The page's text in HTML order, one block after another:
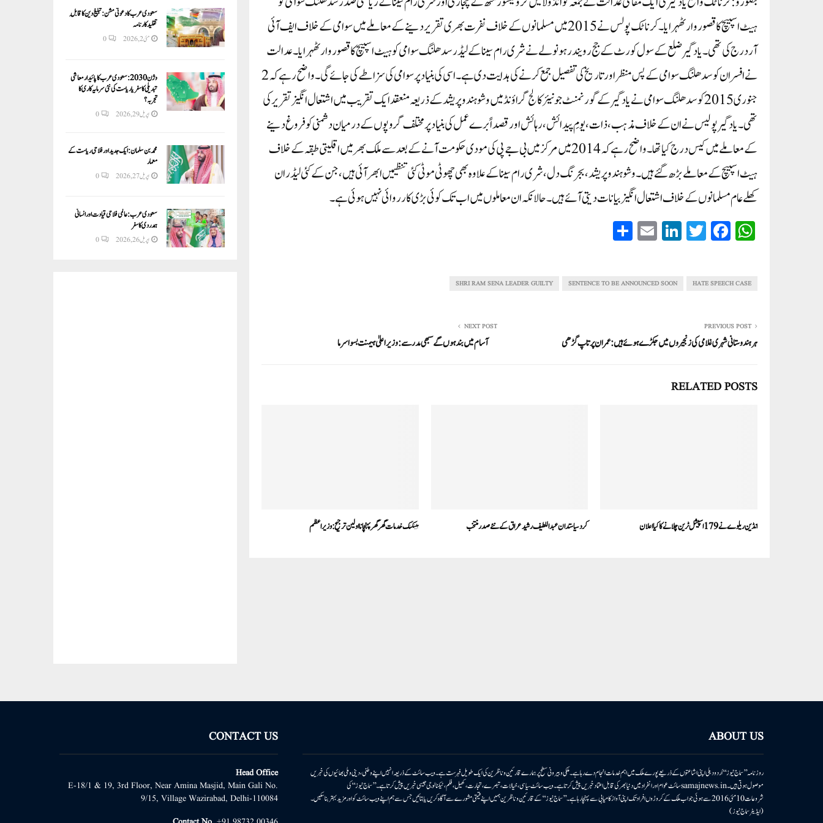
ہیٹ اسپیچ کا قصوروار ٹھہرایا۔ کرناٹک پولس نے 2015 میں مسلمانوں کے خلاف نفرت بھری تقریر دینے کے معاملے میں سوامی کے خلاف ایف آئی
آر درج کی تھی۔یادگیر ضلع کے سول کورٹ کے جج رویندر ہونولے نے شری رام سینا کے لیڈر سدھلنگ سوامی کو ہیٹ اسپیچ کا قصوروار ٹھہرایا۔ عدالت
نے افسران کو سدھلنگ سوامی کے پس منظر اور تاریخ کی تفصیل جمع کرنے کی ہدایت دی ہے۔ اسی کی بنیاد پر سوامی کی سزا طے کی جائے گی۔واضح رہے کہ 2
جنوری 2015 کو سدھلنگ سوامی نے یادگیر کے گورنمنٹ جونیئر کالج گراؤنڈ میں وشو ہندو پریشد کے ذریعہ منعقد ایک تقریب میں اشتعال انگیز تقریر کی
تھی۔ یادگیر پولیس نے ان کے خلاف مذہب، ذات، یومِ پیدائش، رہائش اور قصداً برے عمل کی بنیاد پر مختلف گروپوں کے درمیان دشمنی کو فروغ دینے
کے معاملے میں کیس درج کیا تھا۔واضح رہے کہ 2014 میں مرکز میں بی جے پی کی مودی حکومت آنے کے بعد سے ملک بھر میں اقلیتی طبقہ کے خلاف
ہیٹ اسپیچ کے معاملے بڑھ گئے ہیں۔ وشو ہندو پریشد، بجرنگ دل، شری رام سینا کے علاوہ بھی چھوٹی موٹی کئی تنظیمیں ابھر آئی ہیں، جن کے کئی لیڈران
کھلے عام مسلمانوں کے خلاف اشتعال انگیز بیانات دیتی آئے ہیں۔ حالانکہ ان معاملوں میں اب تک کوئی بڑی کارروائی نہیں ہوئی ہے۔
W
ha
A
Fa
ce
ok
T
wi
Li
nk
In
E
m
HATE SPEECH CASE
SENTENCE TO BE ANNOUNCED SOON
SHRI RAM SENA LEADER GUILTY
PREVIOUS POST
ہرہندوستانی شہری غلامی کی زنجیروں میں جکڑے ہوئے ہیں:عمران پرتاپ گڑھی
NEXT POST
آسام میں بند ہوں گے سبھی مدرسے :وزیر اعلیٰ ہیمنت بسوا سرما
RELATED POSTS
انڈین ریلوے نے179 اسپیشل ٹرین چلانے کا کیااعلان کرد سیاستدان عبد اللطیف رشید عراق کے نئے صدر منتخب بینکنگ خدمات گھر گھر پہنچانا اولین ترجیح: وزیر اعظم
سعودی عرب کا دعوتی مشن: تبلیغ دین کا قابلِ
تقلید کارنامہ
مئی 2, 2026 0
وژن 2030:سعودی عرب کا پائیدار معاشی
تبدیلی کا سفر یا ریاست کی نئی سرمایہ کاری کا
تجربہ؟
اپریل 29, 2026 0
محمد بن سلمان: ایک جدید اور فلاحی ریاست کے
معمار
اپریل 27, 2026 0
سعودی عرب: عالمی فلاحی قیادت اور انسانی
ہمدردی کا سفر
اپریل 26, 2026 0
ABOUT US
روزنامہ ’’سماج نیوز‘‘ اُردو دہلی اپنی اشاعتوں کے ذریعے پورے ملک میں اہم خدمات انجام دے رہا ہے۔ ملکی وبیرونی سطح پر ہمارے قارئین وناظرین کی ایک طویل فہرست ہے۔ ویب سائٹ کے ذریعہ انہیں اپنے وطنی، دینی وملی بھائیوں کی خبریں
موصول ہوتی ہیں۔samajnews.inسائٹ عوام اور انفراد میں دنیا بھر کی قابل اعتماد خبریں پیش کرتا ہے۔ ویب سائٹ سیاسی، خیالات، تبصرے، تجارت، کھیل، فلم، ٹیکنالوجی جیسی خبریں پیش کرتا ہے۔ ’’سماج نیوز‘‘ کی
شروعات 10مئی 2016 سے ہوئی جو اب ملک کے کروڑوں افراد تک اپنی آواز کامیابی سے پہنچا رہا ہے۔ ’’سماج نیوز‘‘ کے قارئین وناظرین ہمیں اپنے قیمتی مشورے سے آگاہ کریں یا بتائیں جس سے ہم اپنے ویب سائٹ کو اور مزید بہتر بناسکیں۔
(ایڈیٹر سماج نیوز)
CONTACT US
Head Office
E-18/1 & 19, 3rd Floor, Near Amina Masjid, Main Gali No.
9/15, Village Wazirabad, Delhi-110084